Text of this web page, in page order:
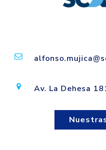
Av. La Dehesa